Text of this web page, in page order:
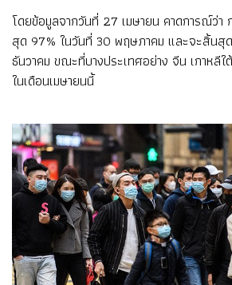
โดยข้อมูลจากวันที่ 27 เมษายน คาดการณ์ว่า
สุด 97% ในวันที่ 30 พฤษภาคม และจะสิ้นสุ
ธันวาคม ขณะที่บางประเทศอย่าง จีน เกาหลี
ในเดือนเมษายนนี้